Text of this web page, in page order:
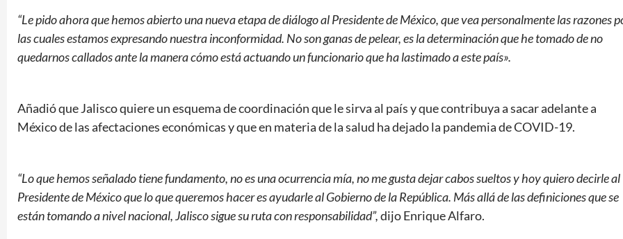
“Le pido ahora que hemos abierto una nueva etapa de diálogo al Presidente de México, que vea personalmente las razones
las cuales estamos expresando nuestra inconformidad. No son ganas de pelear, es la determinación que he tomado de no
quedarnos callados ante la manera cómo está actuando un funcionario que ha lastimado a este país».
Añadió que Jalisco quiere un esquema de coordinación que le sirva al país y que contribuya a sacar adelante a
México de las afectaciones económicas y que en materia de la salud ha dejado la pandemia de COVID-19.
“Lo que hemos señalado tiene fundamento, no es una ocurrencia mía, no me gusta dejar cabos sueltos y hoy quiero decirle al
Presidente de México que lo que queremos hacer es ayudarle al Gobierno de la República. Más allá de las definiciones que se
están tomando a nivel nacional, Jalisco sigue su ruta con responsabilidad”,dijo Enrique Alfaro.